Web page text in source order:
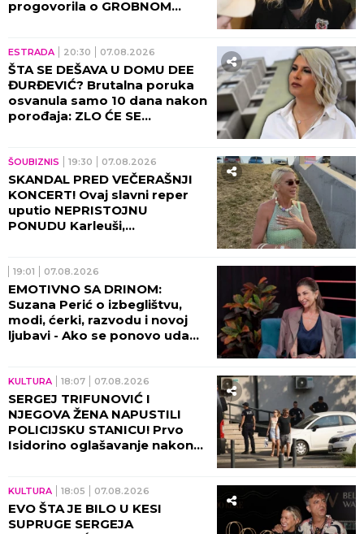
progovorila o GROBNOM
ESTRADA 20:30 07.08.2026
ŠTA SE DEŠAVA U DOMU DEE
ĐURĐEVIĆ? Brutalna poruka
osvanula samo 10 dana nakon
porođaja: ZLO ĆE SE
ŠOUBIZNIS 19:30 07.08.2026
SKANDAL PRED VEČERAŠNJI
KONCERT! Ovaj slavni reper
uputio NEPRISTOJNU
PONUDU Karleuši,
19:01 07.08.2026
EMOTIVNO SA DRINOM:
Suzana Perić o izbeglištvu,
modi, ćerki, razvodu i novoj
ljubavi - Ako se ponovo udam,
KULTURA 18:07 07.08.2026
SERGEJ TRIFUNOVIĆ I
NJEGOVA ŽENA NAPUSTILI
POLICIJSKU STANICU! Prvo
Isidorino oglašavanje nakon
KULTURA 18:05 07.08.2026
EVO ŠTA JE BILO U KESI
SUPRUGE SERGEJA